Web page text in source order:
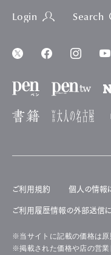
Login Search
ご利用規約 個人の情報
ご利用履歴情報の外部送信
※当サイトに記載の価格は原
※掲載された価格や店の営